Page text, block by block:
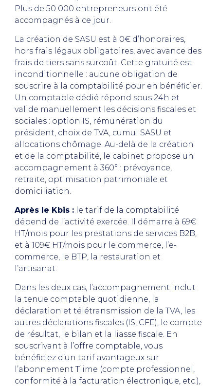
Plus de 50 000 entrepreneurs ont été
accompagnés à ce jour.
La création de SASU est à 0€ d’honoraires,
hors frais légaux obligatoires, avec avance des
frais de tiers sans surcoût. Cette gratuité est
inconditionnelle : aucune obligation de
souscrire à la comptabilité pour en bénéficier.
Un comptable dédié répond sous 24h et
valide manuellement les décisions fiscales et
sociales : option IS, rémunération du
président, choix de TVA, cumul SASU et
allocations chômage. Au-delà de la création
et de la comptabilité, le cabinet propose un
accompagnement à 360° : prévoyance,
retraite, optimisation patrimoniale et
domiciliation.
Après le Kbis : le tarif de la comptabilité
dépend de l’activité exercée. Il démarre à 69€
HT/mois pour les prestations de services B2B,
et à 109€ HT/mois pour le commerce, l’e-
commerce, le BTP, la restauration et
l’artisanat.
Dans les deux cas, l’accompagnement inclut
la tenue comptable quotidienne, la
déclaration et télétransmission de la TVA, les
autres déclarations fiscales (IS, CFE), le compte
de résultat, le bilan et la liasse fiscale. En
souscrivant à l’offre comptable, vous
bénéficiez d’un tarif avantageux sur
l’abonnement Tiime (compte professionnel,
conformité à la facturation électronique, etc.),